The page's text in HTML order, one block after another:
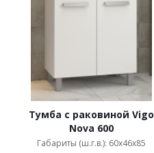
Тумба с раковиной Vigo
Nova 600
Габариты (ш.г.в.): 60x46x85